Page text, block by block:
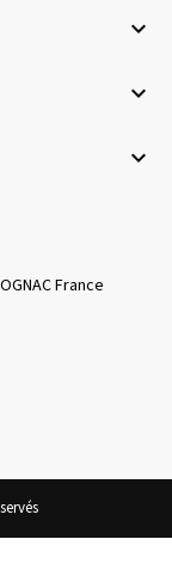



France